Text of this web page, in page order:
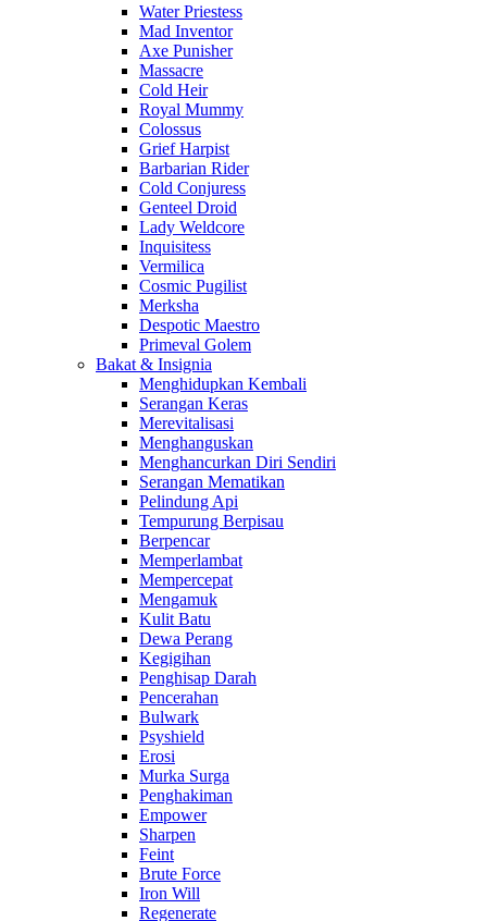
Water Priestess
Mad Inventor
Axe Punisher
Massacre
Cold Heir
Royal Mummy
Colossus
Grief Harpist
Barbarian Rider
Cold Conjuress
Genteel Droid
Lady Weldcore
Inquisitess
Vermilica
Cosmic Pugilist
Merksha
Despotic Maestro
Primeval Golem
Bakat & Insignia
Menghidupkan Kembali
Serangan Keras
Merevitalisasi
Menghanguskan
Menghancurkan Diri Sendiri
Serangan Mematikan
Pelindung Api
Tempurung Berpisau
Berpencar
Memperlambat
Mempercepat
Mengamuk
Kulit Batu
Dewa Perang
Kegigihan
Penghisap Darah
Pencerahan
Bulwark
Psyshield
Erosi
Murka Surga
Penghakiman
Empower
Sharpen
Feint
Brute Force
Iron Will
Regenerate